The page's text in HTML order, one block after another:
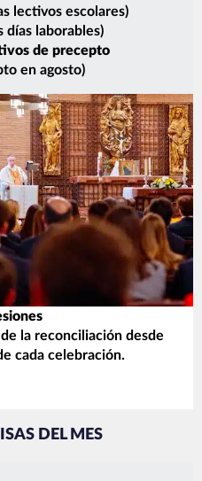
lectivos escolares)
días laborables)
de precepto
en agosto)
la reconciliación desde
cada celebración.
DEL MES